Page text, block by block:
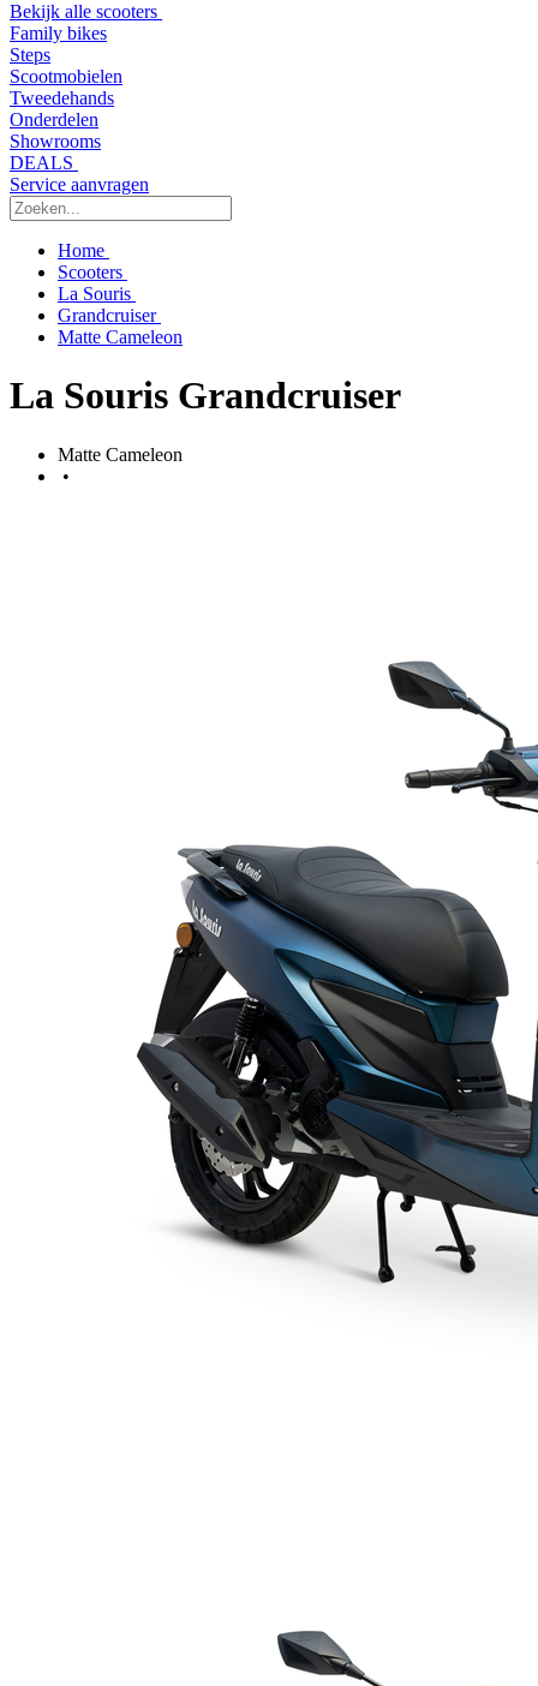
Bekijk alle scooters
Family bikes
Steps
Scootmobielen
Tweedehands
Onderdelen
Showrooms
DEALS
Service aanvragen
Home
Scooters
La Souris
Grandcruiser
Matte Cameleon
La Souris Grandcruiser
Matte Cameleon
•